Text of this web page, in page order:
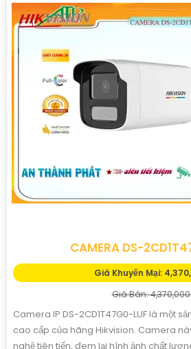
CAMERA DS-
Giá Khuyến Mại:
Giá Bán: 4,370,000
Camera IP DS-2CD1T47G0-LUF là một
cao cấp của hãng Hikvision. Camera
nghệ tiên tiến, đem lại hình ảnh chất